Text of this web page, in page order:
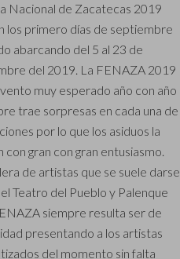
Nacional de Zacatecas 2019
los primero días de septiembre
abarcando del 5 al 23 de
del 2019. La FENAZA 2019
muy esperado año con año
trae sorpresas en cada una de
por lo que los asiduos la
con gran con gran entusiasmo.
de artistas que se suele darse
Teatro del Pueblo y Palenque
siempre resulta ser de
presentando a los artistas
del momento sin falta